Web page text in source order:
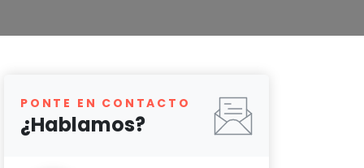
PONTE EN CONTACTO
¿Hablamos?